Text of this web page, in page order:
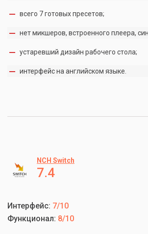
всего 7 готовых пресетов;
нет микшеров, встроенного плеера,
устаревший дизайн рабочего стола;
интерфейс на английском языке.
NCH Switch
7.4
Интерфейс: 7/10
Функционал: 8/10